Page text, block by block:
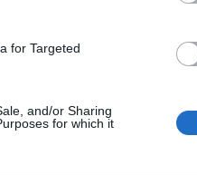
for Targeted
and/or Sharing
for which it